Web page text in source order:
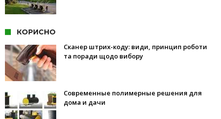
КОРИСНО
Сканер штрих-коду: види, принцип роботи
та поради щодо вибору
Современные полимерные решения для
дома и дачи